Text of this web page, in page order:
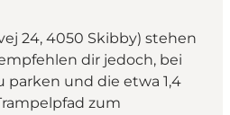
24, 4050 Skibby) stehen
dir jedoch, bei
parken und die etwa 1,4
zum